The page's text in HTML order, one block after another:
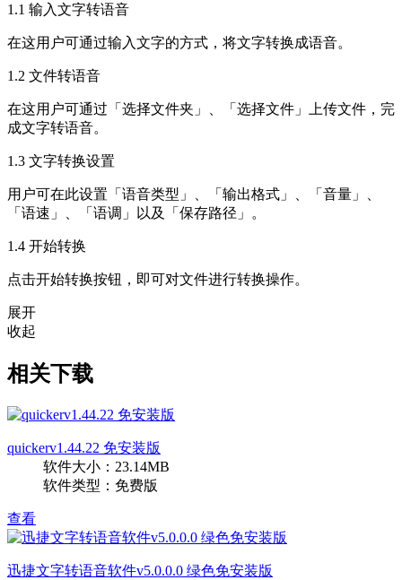
1.1 输入文字转语音
在这用户可通过输入文字的方式，将文字转换成语音。
1.2 文件转语音
在这用户可通过「选择文件夹」、「选择文件」上传文件，完
成文字转语音。
1.3 文字转换设置
用户可在此设置「语音类型」、「输出格式」、「音量」、
「语速」、「语调」以及「保存路径」。
1.4 开始转换
点击开始转换按钮，即可对文件进行转换操作。
展开
收起
相关下载
quickerv1.44.22 免安装版
软件大小：23.14MB
软件类型：免费版
查看
迅捷文字转语音软件v5.0.0.0 绿色免安装版